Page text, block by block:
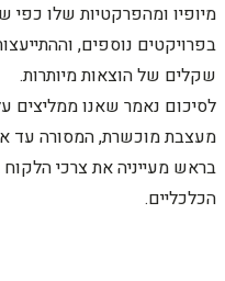
מיופיו ומהפרקטיות שלו כפי
בפרויקטים נוספים,
שקלים של הוצאות מיותרות.
לסיכום נאמר שאנו
מעצבת מוכשרת, המסורה עד
בראש מעייניה את צרכי הלקוח
הכלכליים.